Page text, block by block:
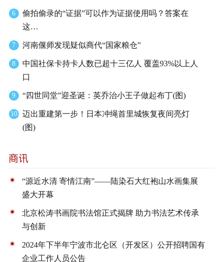
6
偷拍偷录的“证据”可以作为证据使用吗？答案在
这…
7 河南偃师发现疑似商代“国家粮仓”
8
中国社保卡持卡人数已超十三亿人 覆盖93%以上人
口
9 “四世同堂”迎圣诞：英乔治小王子做起布丁(图)
10
迈出重建第一步！日本冲绳首里城恢复夜间亮灯
(图)
“源近水清 寄情江南”——陆染石大红袍山水画集展
盛大开幕
北京松涛书画院书法馆正式揭牌 助力书法艺术传承
与创新
2024年下半年宁波市北仑区（开发区）公开招聘国有
企业工作人员公告